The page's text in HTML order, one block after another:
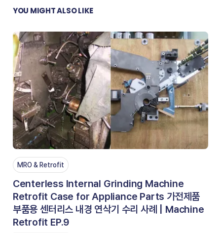
YOU MIGHT ALSO LIKE
MRO & Retrofit
Centerless Internal Grinding Machine
Retrofit Case for Appliance Parts 가전제품
부품용 센터리스 내경 연삭기 수리 사례 | Machine
Retrofit EP.9